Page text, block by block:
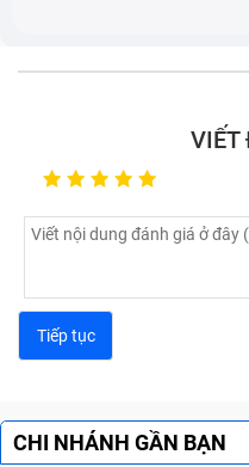
công) bị hỏng
Sau khi tìm hiểu rõ các
cùng Bảo Hành One
Đầu tiên có thể kể
khiến dòng điện ra
và thiết bị, lâu dần
khiến sạc bị đứt, chập
Trong quá trình sử
VIẾT
CHI NHÁNH GẦN BẠN